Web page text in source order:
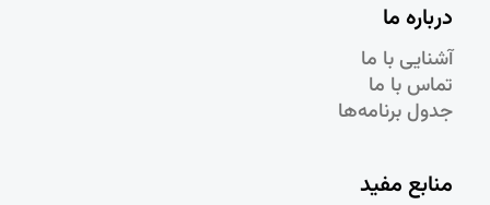
درباره ما
آشنایی با ما
تماس با ما
جدول برنامه‌ها
منابع مفید